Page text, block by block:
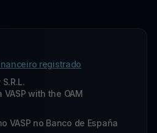
registrado
with the OAM
VASP no Banco de España